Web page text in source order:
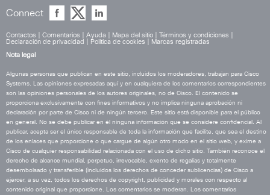
Connect
Contactos Comentarios Ayuda Mapa del sitio Términos y condiciones
Declaración de privacidad
Política de cookies
Marcas registradas
Nota legal
Algunas personas que publican en este sitio, incluidos los moderadores, trabajan para Cisco
Systems. Las opiniones expresadas aquí y en cualquiera de los comentarios correspondientes
son las opiniones personales de los autores originales, no de Cisco. El contenido se
proporciona exclusivamente con fines informativos y no implica ninguna aprobación ni
declaración por parte de Cisco ni de ningún tercero. Este sitio está disponible para el público
en general. No se debe publicar en él ninguna información que se considere confidencial. Al
publicar, acepta ser el único responsable de toda la información que facilite, que sea el destino
de los enlaces que proporcione o que cargue de algún otro modo en el sitio web, y exime a
Cisco de cualquier responsabilidad relacionada con el uso de dicho sitio. También reconoce el
derecho de alcance mundial, perpetuo, irrevocable, exento de regalías y totalmente
desembolsado y transferible (incluidos los derechos de conceder sublicencias) de Cisco a
ejercer, a su vez, todos los derechos de copyright, publicidad y morales con respecto al
contenido original que proporcione. Los comentarios se moderan. Los comentarios